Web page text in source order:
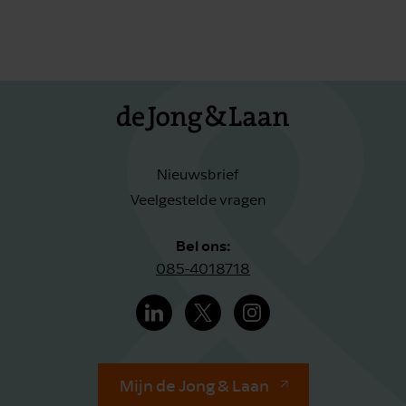
Nieuwsbrief
Veelgestelde vragen
Bel ons:
085-4018718
Mijn de Jong & Laan